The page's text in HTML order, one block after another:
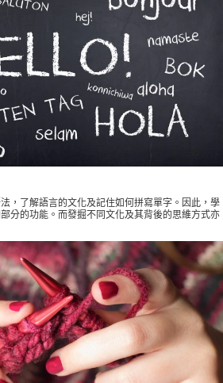
，了解語言的文化及記住如何拼寫單字。因此，學
分的功能。而發掘不同文化及其背後的思維方式亦